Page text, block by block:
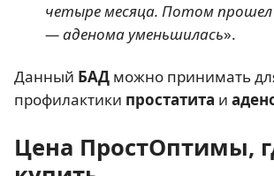
четыре месяца. Потом прошел
— аденома уменьшилась».
Данный БАД можно принимать
профилактики простатита и
Цена ПростОптимы,